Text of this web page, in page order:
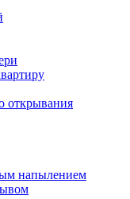
открывания
напылением